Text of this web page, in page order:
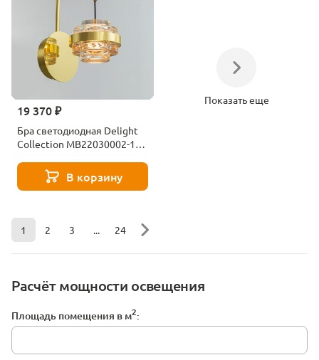
Расчёт мощности освещения
Площадь помещения в м2:
19 370 ₽
Бра светодиодная Delight
Collection MB22030002-1B
В корзину
Показать еще
1 2 3 24